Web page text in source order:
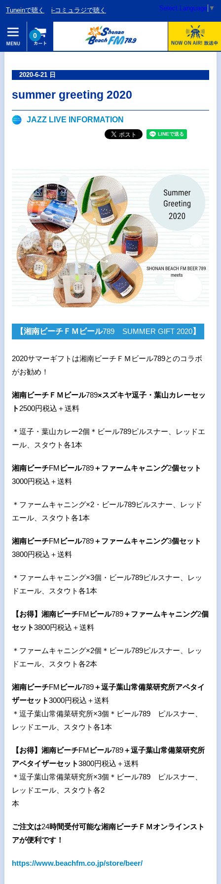
Tuneinで聴く i-コミュラジで聴く Select Language ▼
0
2020-6-21 日
summer greeting 2020
JAZZ LIVE INFORMATION
【湘南ビーチＦＭビール789 SUMMER GIFT 2020】
2020サマーギフトは湘南ビーチＦＭビール789とのコラボ
がお勧め！
湘南ビーチＦＭビール789×スズキヤ逗子・葉山カレーセッ
ト 2500円税込＋送料
＊逗子・葉山カレー2個＊ビール789ピルスナー、レッドエ
ール、スタウト各1本
湘南ビーチFMビール789＋ファームキャニング2個セット
3000円税込＋送料
＊ファームキャニング×2・ビール789ピルスナー、レッド
エール、スタウト各1本
湘南ビーチFMビール789＋ファームキャニング3個セット
3800円税込＋送料
＊ファームキャニング×3個・ビール789ピルスナー、レッ
ドエール、スタウト各1本
【お得】 湘南ビーチFMビール789＋ファームキャニング2個
セット3800円税込＋送料
＊ファームキャニング×2個＊ビール789ピルスナー、レッ
ドエール、スタウト各2本
湘南ビーチFMビール789＋逗子葉山常備菜研究所アペタイ
ザーセット3000円税込＋送料
＊逗子葉山常備菜研究所×3個＊ビール789ピルスナー、
レッドエール、スタウト各1本
【お得】 湘南ビーチFMビール789＋逗子葉山常備菜研究所
アペタイザーセット3800円税込＋送料
＊逗子葉山常備菜研究所×3個＊ビール789ピルスナー、
レッドエール、スタウト各2
ご注文は24時間受付可能な湘南ビーチＦＭオンラインスト
アが便利です！
https://www.beachfm.co.jp/store/beer/